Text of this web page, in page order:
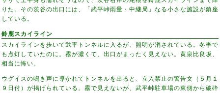
りた。その茨谷の出口には、「武平峠雨量・中継局」なる小さな施設が鎮座
している。
鈴鹿スカイライン
スカイラインを歩いて武平トンネルに入るが、照明が消されている。冬季で
も点灯していたのに。霧が濃くて、出口がまったく見えない。黄泉比良坂、
相当に怖い。
ウグイスの鳴き声に導かれてトンネルを出ると、立入禁止の警告文（５月１
９日付）が掲げられている。霧で見えないが、武平峠駐車場の東側から破砕